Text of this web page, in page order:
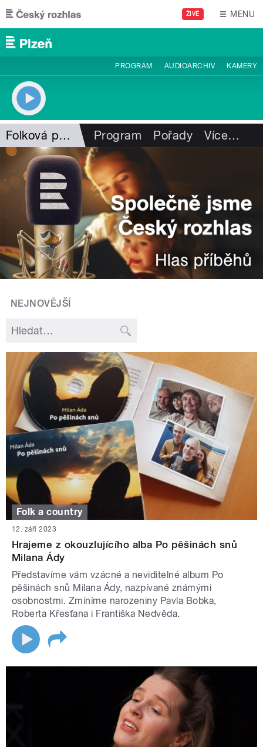
Přejít k hlavnímu obsahu
ŽIVĚ MENU
PROGRAM AUDIOARCHIV KAMERY
Folková pohlazení Program Pořady Více…
NEJNOVĚJŠÍ
Folk a country
12. září 2023
Hrajeme z okouzlujícího alba Po pěšinách snů
Milana Ády
Představíme vám vzácné a neviditelné album Po
pěšinách snů Milana Ády, nazpívané známými
osobnostmi. Zmíníme narozeniny Pavla Bobka,
Roberta Křesťana i Františka Nedvěda.